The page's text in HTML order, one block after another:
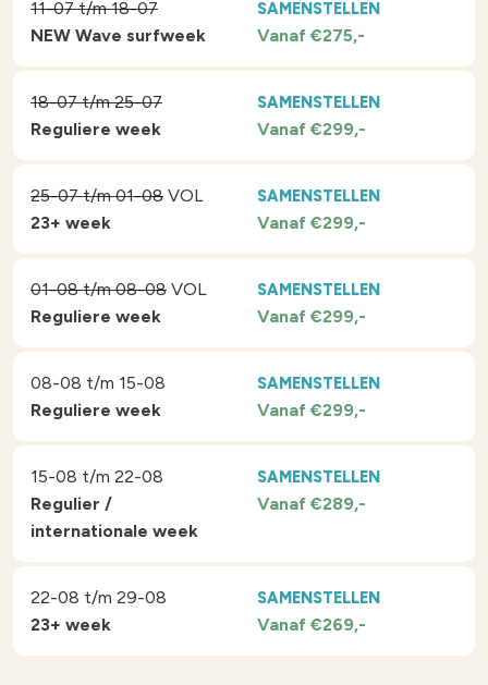
11-07 t/m 18-07
NEW Wave surfweek
Vanaf €275,-
SAMENSTELLEN
18-07 t/m 25-07
Reguliere week
Vanaf €299,-
SAMENSTELLEN
25-07 t/m 01-08 VOL
23+ week
Vanaf €299,-
SAMENSTELLEN
01-08 t/m 08-08 VOL
Reguliere week
Vanaf €299,-
SAMENSTELLEN
08-08 t/m 15-08
Reguliere week
Vanaf €299,-
SAMENSTELLEN
15-08 t/m 22-08
Regulier /
internationale week
Vanaf €289,-
SAMENSTELLEN
22-08 t/m 29-08
23+ week
Vanaf €269,-
SAMENSTELLEN